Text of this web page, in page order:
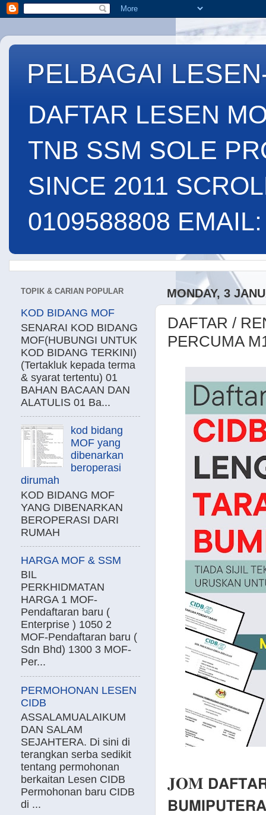
PELBAGAI
DAFTAR LESEN
TNB SSM SOLE
SINCE 2011
0109588808
MONDAY, 3
DAFTAR /
PERCUMA
𝐉𝐎𝐌
𝗕𝗨𝗠𝗜𝗣𝗨𝗧𝗘𝗥𝗔
TOPIK & CARIAN POPULAR
KOD BIDANG MOF
SENARAI KOD BIDANG
MOF(HUBUNGI UNTUK
KOD BIDANG TERKINI)
(Tertakluk kepada terma
& syarat tertentu) 01
BAHAN BACAAN DAN
ALATULIS 01 Ba...
kod bidang
MOF yang
dibenarkan
beroperasi
dirumah
KOD BIDANG MOF
YANG DIBENARKAN
BEROPERASI DARI
RUMAH
HARGA MOF & SSM
BIL
PERKHIDMATAN
HARGA 1 MOF-
Pendaftaran baru (
Enterprise ) 1050 2
MOF-Pendaftaran baru (
Sdn Bhd) 1300 3 MOF-
Per...
PERMOHONAN LESEN
CIDB
ASSALAMUALAIKUM
DAN SALAM
SEJAHTERA. Di sini di
terangkan serba sedikit
tentang permohonan
berkaitan Lesen CIDB
Permohonan baru CIDB
di ...